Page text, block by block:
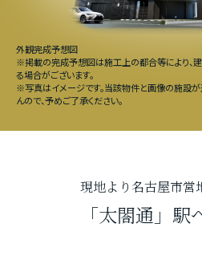
外観完成予想図
※掲載の完成予想図は施工上の都合等により、
る場合がございます。
※写真はイメージです。当該物件と画像の施設
んので、予めご了承ください。
現地より名古屋市営
「太閤通」駅